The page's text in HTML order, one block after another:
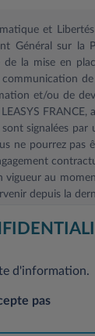
et
Général sur la
la mise en
et/ou de
signalées
ne pourrez pas
vigueur au
depuis la
sur la
de suppression
Leasys
d'information.
pas